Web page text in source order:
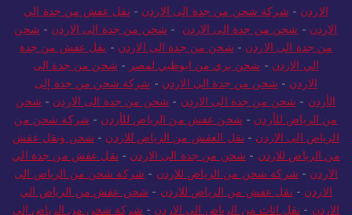
بجدة-نقل عفش من جدة الي الاردن -شحن من جدة الى
الاردن -شركة شحن من جدة الى الاردن -نقل عفش من جدة الي
الاردن-شحن من جدة الى الاردن- شحن من جدة الى الاردن- شحن
من جدة الى الاردن- شحن من جدة الى الاردن -نقل عفش من جدة
الي الاردن- شحن بري من ابوظبي لمصر-شحن من جدة الى
الاردن-شحن من جدة الى الاردن-شركة شحن من جدة إلى
الأردن -شحن من جدة الى الاردن- شحن من جدة الى الاردن-شحن
من الرياض للأردن -شحن عفش من الرياض للأردن-شركة شحن من
الرياض الى الاردن -نقل العفش من الرياض للاردن -شحن ونقل عفش
من الرياض للاردن-شحن من جدة الى الاردن -نقل عفش من جدة الي
الاردن-شركة شحن من الرياض للاردن -شركة شحن من الرياض الى
الاردن-نقل عفش من الرياض للاردن-شحن عفش من الرياض الي